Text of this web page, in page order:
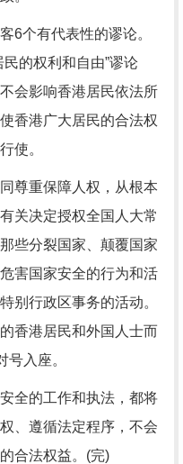
个有代表性的谬论。
的权利和自由”谬论
会影响香港居民依法所
香港广大居民的合法权
使。
重保障人权，从根本
关决定授权全国人大常
些分裂国家、颠覆国家
害国家安全的行为和活
别行政区事务的活动。
香港居民和外国人士而
号入座。
的工作和执法，都将
、遵循法定程序，不会
合法权益。(完)